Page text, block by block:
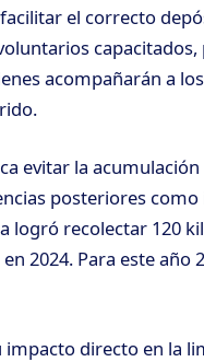
el correcto
acompañarán a
evitar la
posteriores como
logró recolectar 120
2024. Para este
impacto directo en la